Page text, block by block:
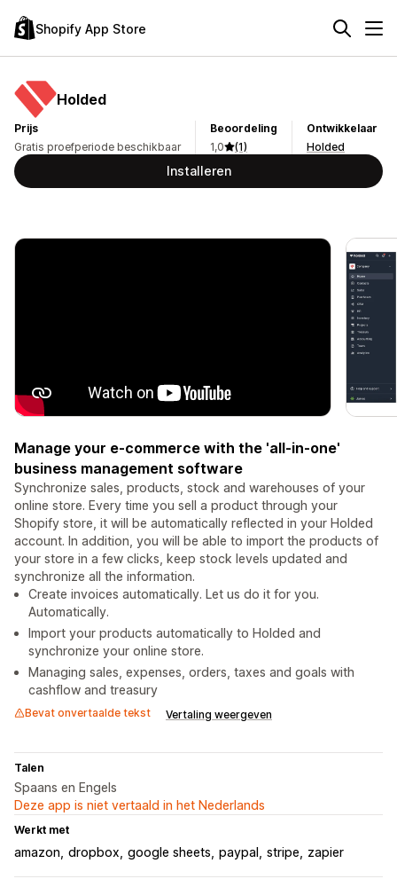
Shopify App Store
Holded
Prijs
Gratis proefperiode beschikbaar
Beoordeling
1,0
(1)
Ontwikkelaar
Holded
Installeren
Manage your e-commerce with the 'all-in-one'
business management software
Synchronize sales, products, stock and warehouses of your
online store. Every time you sell a product through your
Shopify store, it will be automatically reflected in your Holded
account. In addition, you will be able to import the products of
your store in a few clicks, keep stock levels updated and
synchronize all the information.
Create invoices automatically. Let us do it for you.
Automatically.
Import your products automatically to Holded and
synchronize your online store.
Managing sales, expenses, orders, taxes and goals with
cashflow and treasury
Bevat onvertaalde tekst Vertaling weergeven
Talen
Spaans en Engels
Deze app is niet vertaald in het Nederlands
Werkt met
amazon dropbox google sheets paypal stripe zapier